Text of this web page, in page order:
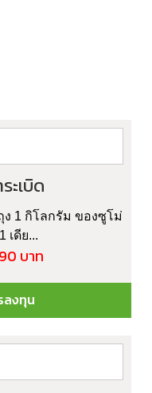
ะเบิด
1 กิโลกรัม ของซูโม่
เดีย...
บาท
ลงทุน